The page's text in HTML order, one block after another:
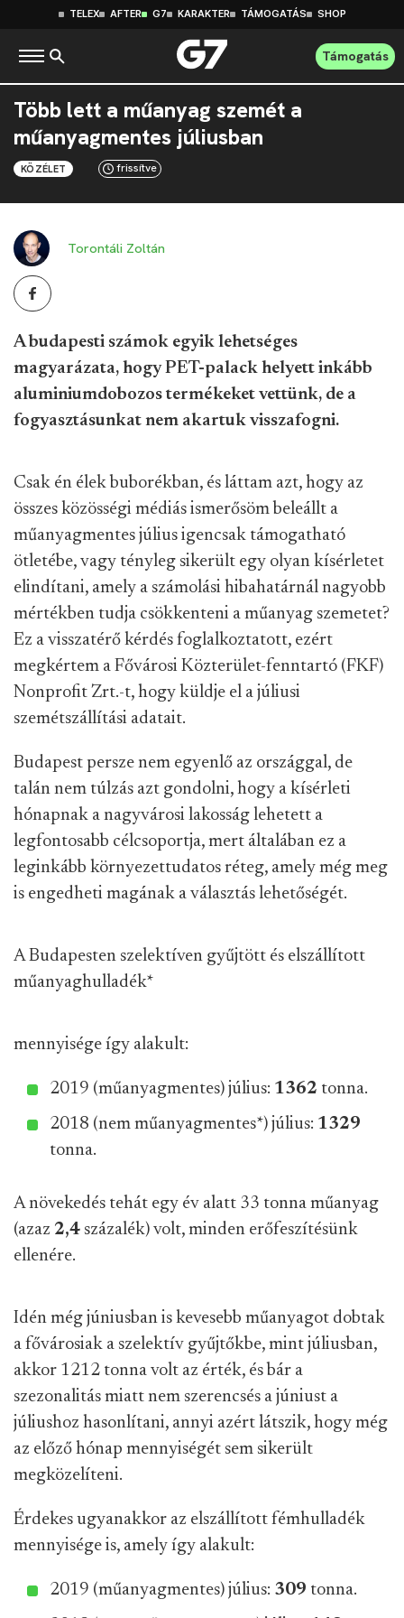
TELEX AFTER G7 KARAKTER TÁMOGATÁS SHOP
Támogatás
Több lett a műanyag szemét a
műanyagmentes júliusban
KÖZÉLET frissítve
Torontáli Zoltán
A budapesti számok egyik lehetséges
magyarázata, hogy PET-palack helyett inkább
aluminiumdobozos termékeket vettünk, de a
fogyasztásunkat nem akartuk visszafogni.
Csak én élek buborékban, és láttam azt, hogy az
összes közösségi médiás ismerősöm beleállt a
műanyagmentes július igencsak támogatható
ötletébe, vagy tényleg sikerült egy olyan kísérletet
elindítani, amely a számolási hibahatárnál nagyobb
mértékben tudja csökkenteni a műanyag szemetet?
Ez a visszatérő kérdés foglalkoztatott, ezért
megkértem a Fővárosi Közterület-fenntartó (FKF)
Nonprofit Zrt.-t, hogy küldje el a júliusi
szemétszállítási adatait.
Budapest persze nem egyenlő az országgal, de
talán nem túlzás azt gondolni, hogy a kísérleti
hónapnak a nagyvárosi lakosság lehetett a
legfontosabb célcsoportja, mert általában ez a
leginkább környezettudatos réteg, amely még meg
is engedheti magának a választás lehetőségét.
A Budapesten szelektíven gyűjtött és elszállított
műanyaghulladék*
mennyisége így alakult:
2019 (műanyagmentes) július: 1362 tonna.
2018 (nem műanyagmentes*) július: 1329
tonna.
A növekedés tehát egy év alatt 33 tonna műanyag
(azaz 2,4 százalék) volt, minden erőfeszítésünk
ellenére.
Idén még júniusban is kevesebb műanyagot dobtak
a fővárosiak a szelektív gyűjtőkbe, mint júliusban,
akkor 1212 tonna volt az érték, és bár a
szezonalitás miatt nem szerencsés a júniust a
júliushoz hasonlítani, annyi azért látszik, hogy még
az előző hónap mennyiségét sem sikerült
megközelíteni.
Érdekes ugyanakkor az elszállított fémhulladék
mennyisége is, amely így alakult:
2019 (műanyagmentes) július: 309 tonna.